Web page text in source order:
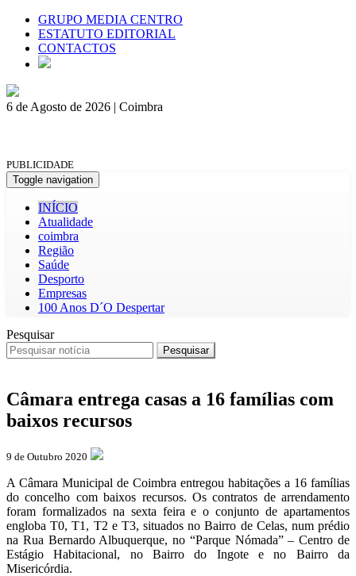
GRUPO MEDIA CENTRO
ESTATUTO EDITORIAL
CONTACTOS
6 de Agosto de 2026 | Coimbra
PUBLICIDADE
Toggle navigation
INÍCIO
Atualidade
coimbra
Região
Saúde
Desporto
Empresas
100 Anos D´O Despertar
Pesquisar
Pesquisar
Câmara entrega casas a 16 famílias com
baixos recursos
9 de Outubro 2020
A Câmara Municipal de Coimbra entregou habitações a 16 famílias
do concelho com baixos recursos. Os contratos de arrendamento
foram formalizados na sexta feira e o conjunto de apartamentos
engloba T0, T1, T2 e T3, situados no Bairro de Celas, num prédio
na Rua Bernardo Albuquerque, no “Parque Nómada” – Centro de
Estágio Habitacional, no Bairro do Ingote e no Bairro da
Misericórdia.